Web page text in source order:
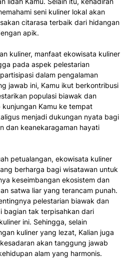
seni kuliner lokal akan
citarasa terbaik dari hidangan
apik.
kuliner, manfaat ekowisata kuliner
pada aspek pelestarian
dalam pengalaman
jawab ini, Kamu ikut berkontribusi
populasi biawak dan
Kamu ke tempat
menjadi dukungan nyata bagi
dan keanekaragaman hayati
petualangan, ekowisata kuliner
berharga bagi wisatawan untuk
keseimbangan ekosistem dan
satwa liar yang terancam punah.
pelestarian biawak dan
bagian tak terpisahkan dari
ini. Sehingga, selain
kuliner yang lezat, Kalian juga
akan tanggung jawab
alam yang harmonis.